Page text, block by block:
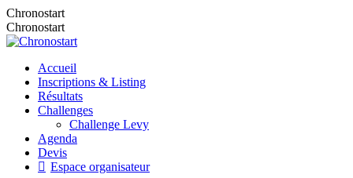
Aller
au
contenu
Chronostart
Chronostart
Accueil
Inscriptions & Listing
Résultats
Challenges
Challenge Levy
Agenda
Devis
Espace organisateur